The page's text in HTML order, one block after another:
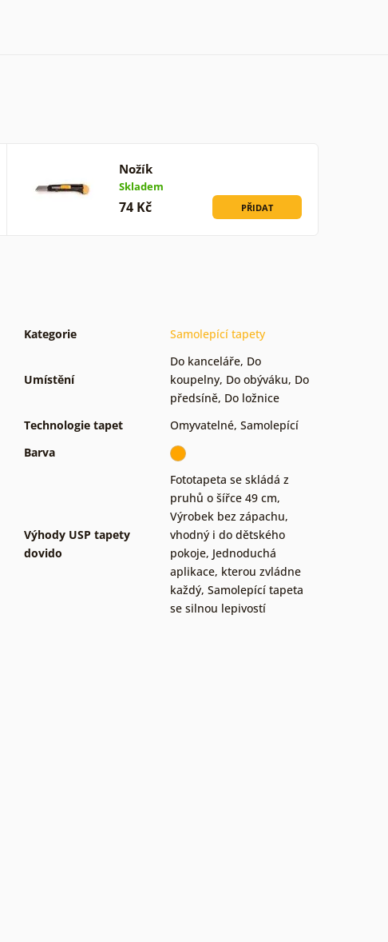
Nožík
Skladem
74 Kč PŘIDAT
Kategorie Samolepící tapety
Umístění
Do kanceláře, Do
koupelny, Do obýváku, Do
předsíně, Do ložnice
Technologie tapet
Omyvatelné, Samolepící
Barva
Výhody USP tapety
dovido
Fototapeta se skládá z
pruhů o šířce 49 cm,
Výrobek bez zápachu,
vhodný i do dětského
pokoje, Jednoduchá
aplikace, kterou zvládne
každý, Samolepící tapeta
se silnou lepivostí